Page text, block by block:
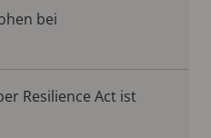
bei
Resilience Act ist